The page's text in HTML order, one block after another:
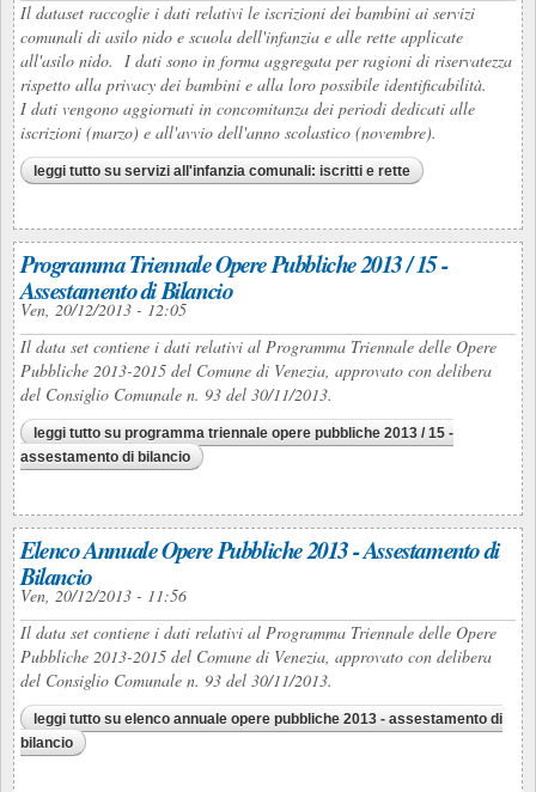
Il dataset raccoglie i dati relativi le iscrizioni dei bambini ai servizi
comunali di asilo nido e scuola dell'infanzia e alle rette applicate
all'asilo nido. I dati sono in forma aggregata per ragioni di riservatezza
rispetto alla privacy dei bambini e alla loro possibile identificabilità.
I dati vengono aggiornati in concomitanza dei periodi dedicati alle
iscrizioni (marzo) e all'avvio dell'anno scolastico (novembre).
leggi tutto su servizi all'infanzia comunali: iscritti e rette
Programma Triennale Opere Pubbliche 2013 / 15 -
Assestamento di Bilancio
Ven, 20/12/2013 - 12:05
Il data set contiene i dati relativi al Programma Triennale delle Opere
Pubbliche 2013-2015 del Comune di Venezia, approvato con delibera
del Consiglio Comunale n. 93 del 30/11/2013.
leggi tutto su programma triennale opere pubbliche 2013 / 15 -
assestamento di bilancio
Elenco Annuale Opere Pubbliche 2013 - Assestamento di
Bilancio
Ven, 20/12/2013 - 11:56
Il data set contiene i dati relativi al Programma Triennale delle Opere
Pubbliche 2013-2015 del Comune di Venezia, approvato con delibera
del Consiglio Comunale n. 93 del 30/11/2013.
leggi tutto su elenco annuale opere pubbliche 2013 - assestamento di
bilancio